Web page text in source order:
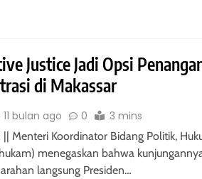
Justice Jadi Opsi
di Makassar
11 bulan ago 0 3 mins
|| Menteri Koordinator Bidang Politik,
menegaskan bahwa
langsung Presiden…